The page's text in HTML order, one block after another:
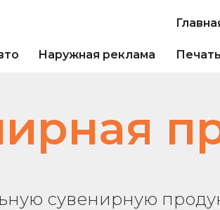
Наружная реклама
сувенирную